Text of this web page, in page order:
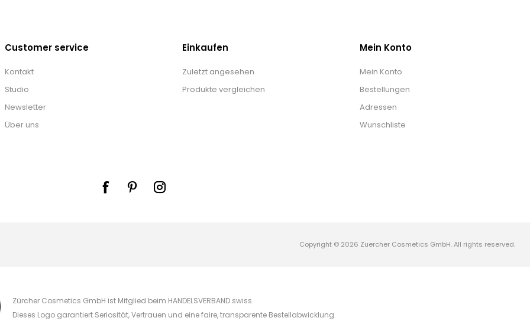
Customer service
Kontakt
Studio
Newsletter
Über uns
Einkaufen
Zuletzt angesehen
Produkte vergleichen
Mein Konto
Mein Konto
Bestellungen
Adressen
Wunschliste
Copyright © 2026 Zuercher Cosmetics GmbH. All rights reserved.
Zürcher Cosmetics GmbH ist Mitglied beim HANDELSVERBAND.swiss.
Dieses Logo garantiert Seriosität, Vertrauen und eine faire, transparente Bestellabwicklung.